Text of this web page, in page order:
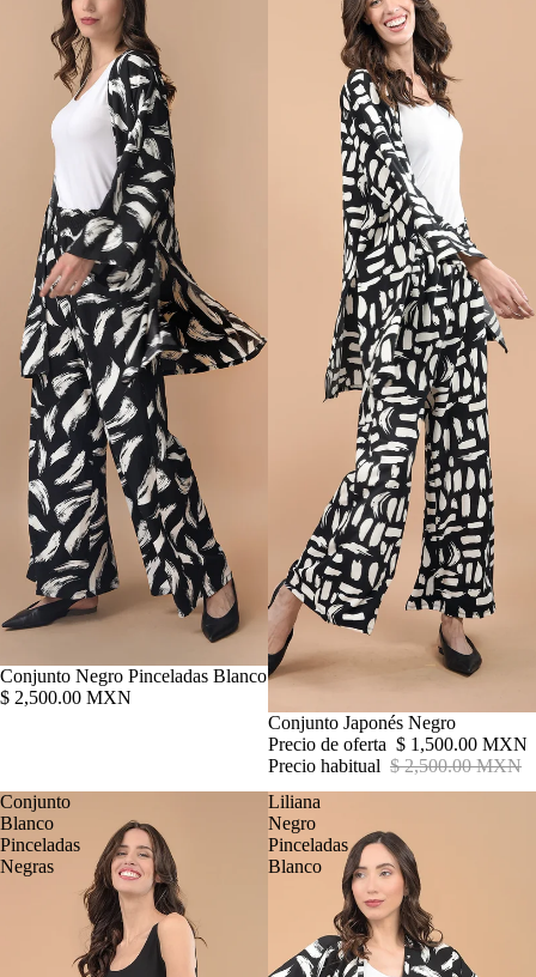
Conjunto Negro Pinceladas Blanco
$ 2,500.00 MXN
Oferta
Conjunto Japonés Negro
Precio de oferta $ 1,500.00 MXN
Precio habitual $ 2,500.00 MXN
Conjunto
Blanco
Pinceladas
Negras
Liliana
Negro
Pinceladas
Blanco